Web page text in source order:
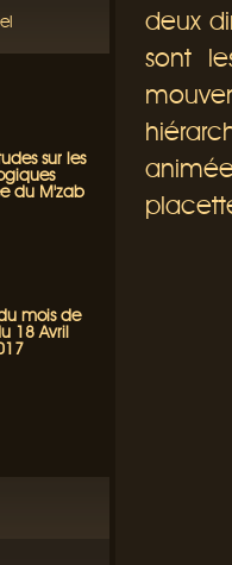
sur les
du M'zab
mois de
18 Avril
deux
sont